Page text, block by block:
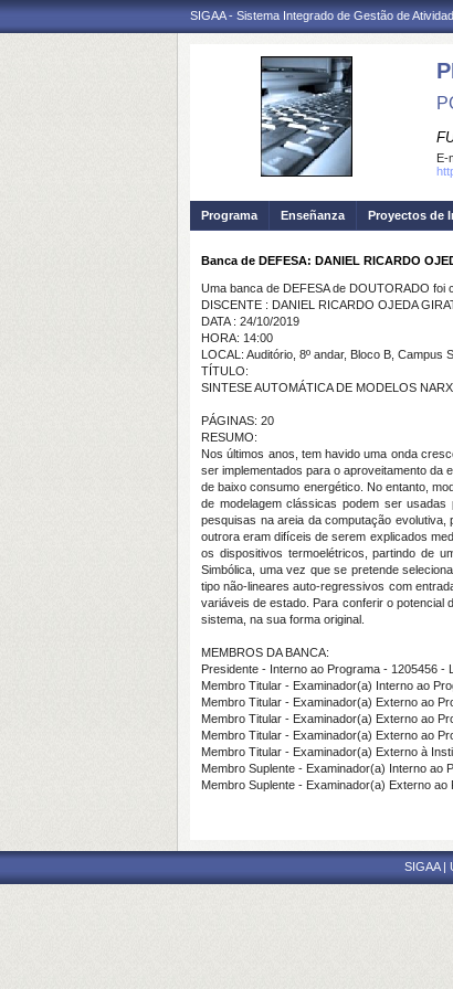
SIGAA - Sistema Integrado de Gestão de
E-
Programa Enseñanza Proyectos de
Banca de DEFESA: DANIEL RICARDO
Uma banca de DEFESA de DOUTORADO foi
DISCENTE : DANIEL RICARDO OJEDA
DATA : 24/10/2019
HORA: 14:00
LOCAL: Auditório, 8º andar, Bloco B,
TÍTULO:
SINTESE AUTOMÁTICA DE MODELOS
PÁGINAS: 20
RESUMO:
Nos últimos anos, tem havido uma onda
ser implementados para o aproveitamento da
de baixo consumo energético. No entanto,
de modelagem clássicas podem ser
pesquisas na areia da computação
outrora eram difíceis de serem explicados
os dispositivos termoelétricos, partindo de
Simbólica, uma vez que se pretende
tipo não-lineares auto-regressivos com
variáveis de estado. Para conferir o potencial
sistema, na sua forma original.
MEMBROS DA BANCA:
Presidente - Interno ao Programa - 1205456 -
Membro Titular - Examinador(a) Interno ao
Membro Titular - Examinador(a) Externo ao
Membro Titular - Examinador(a) Externo ao
Membro Titular - Examinador(a) Externo ao
Membro Titular - Examinador(a) Externo à
Membro Suplente - Examinador(a) Interno ao
Membro Suplente - Examinador(a) Externo
SIGAA |